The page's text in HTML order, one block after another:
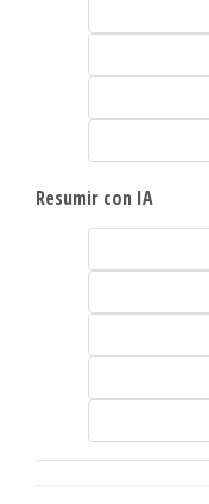
Resumir con IA